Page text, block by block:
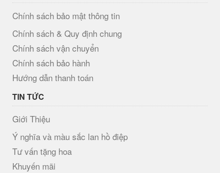
Chính sách bảo mật thông tin
Chính sách & Quy định chung
Chính sách vận chuyển
Chính sách bảo hành
Hướng dẫn thanh toán
TIN TỨC
Giới Thiệu
Ý nghĩa và màu sắc lan hồ điệp
Tư vấn tặng hoa
Khuyến mãi